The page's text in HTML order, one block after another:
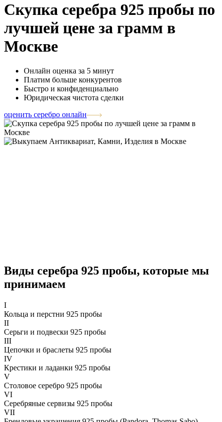
Скупка серебра 925 пробы по
лучшей цене за грамм в
Москве
Онлайн оценка за 5 минут
Платим больше конкурентов
Быстро и конфиденциально
Юридическая чистота сделки
оценить серебро онлайн
Виды серебра 925 пробы, которые мы
принимаем
I
Кольца и перстни 925 пробы
II
Серьги и подвески 925 пробы
III
Цепочки и браслеты 925 пробы
IV
Крестики и ладанки 925 пробы
V
Столовое серебро 925 пробы
VI
Серебряные сервизы 925 пробы
VII